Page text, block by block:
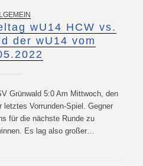
wU14 HCW vs.
der wU14 vom
Grünwald 5:0 Am Mittwoch, den
Vorrunden-Spiel. Gegner
für die nächste Runde zu
Es lag also großer…